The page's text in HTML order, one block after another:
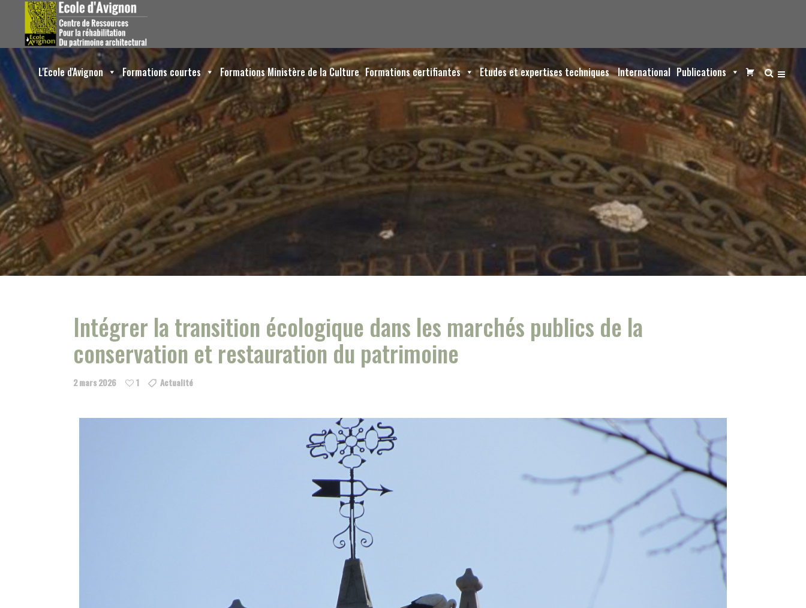
L'Ecole d'Avignon Formations courtes Formations Ministère de la Culture Formations certifiantes Etudes et expertises techniques International Publications
Intégrer la transition écologique dans les marchés publics de la
conservation et restauration du patrimoine
2 mars 2026 1 Actualité